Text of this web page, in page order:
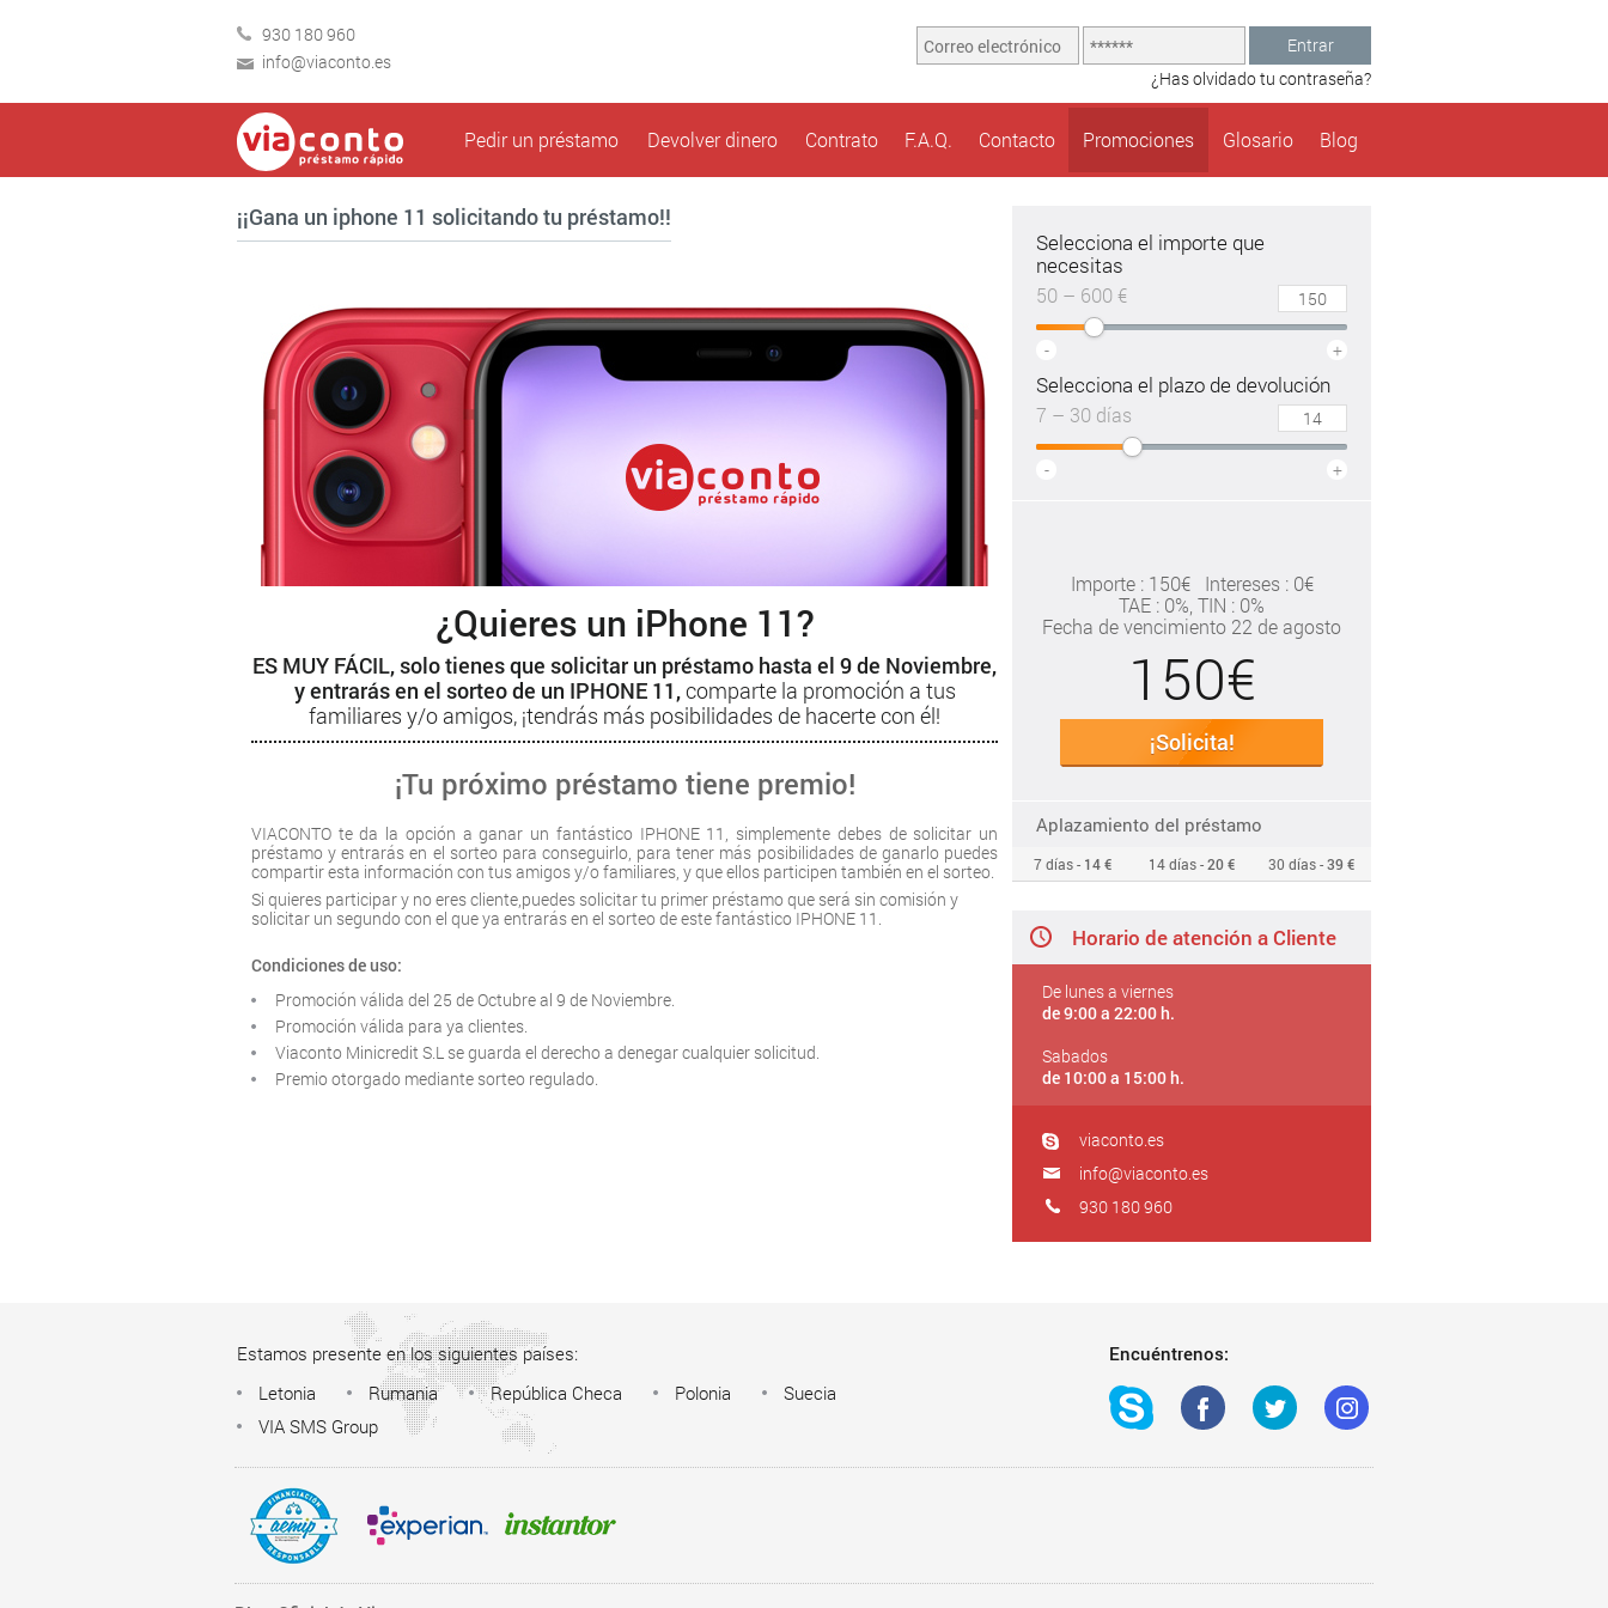
930 180 960
info@viaconto.es
Entrar
¿Has olvidado tu contraseña?
Pedir un préstamo Devolver dinero Contrato F.A.Q. Contacto Promociones Glosario Blog
¡¡Gana un iphone 11 solicitando tu préstamo!!
¿Quieres un iPhone 11?
ES MUY FÁCIL, solo tienes que solicitar un préstamo hasta el 9 de Noviembre,
y entrarás en el sorteo de un IPHONE 11,comparte la promoción a tus
familiares y/o amigos, ¡tendrás más posibilidades de hacerte con él!
¡Tu próximo préstamo tiene premio!
VIACONTO te da la opción a ganar un fantástico IPHONE 11, simplemente debes de solicitar un
préstamo y entrarás en el sorteo para conseguirlo, para tener más posibilidades de ganarlo puedes
compartir esta información con tus amigos y/o familiares, y que ellos participen también en el sorteo.
Si quieres participar y no eres cliente,puedes solicitar tu primer préstamo que será sin comisión y
solicitar un segundo con el que ya entrarás en el sorteo de este fantástico IPHONE 11.
Condiciones de uso:
Promoción válida del 25 de Octubre al 9 de Noviembre.
Promoción válida para ya clientes.
Viaconto Minicredit S.L se guarda el derecho a denegar cualquier solicitud.
Premio otorgado mediante sorteo regulado.
Selecciona el importe que
necesitas
50 – 600 €
- +
Selecciona el plazo de devolución
7 – 30 días
- +
Importe : 150€
Intereses : 0€
TAE : 0% , TIN : 0%
Fecha de vencimiento 22 de agosto
150€
¡Solicita!
Aplazamiento del préstamo
7 días - 14 € 14 días -20 € 30 días -39 €
Horario de atención a Cliente
De lunes a viernes
de 9:00 a 22:00 h.
Sabados
de 10:00 a 15:00 h.
viaconto.es
info@viaconto.es
930 180 960
Estamos presente en los siguientes países:
Letonia
Rumania República Checa Polonia
Suecia
VIA SMS Group
Encuéntrenos: